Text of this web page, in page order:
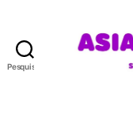
Pesquisar